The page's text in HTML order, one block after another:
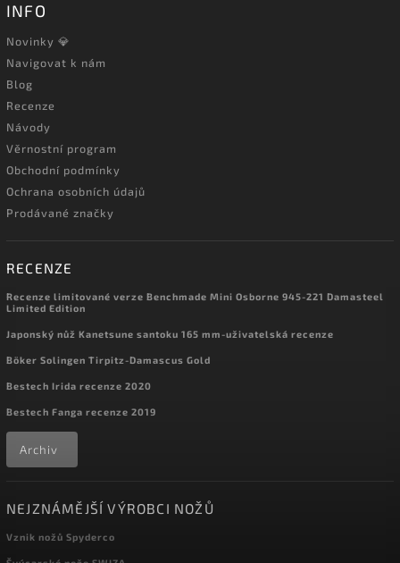
INFO
Novinky 💎
Navigovat k nám
Blog
Recenze
Návody
Věrnostní program
Obchodní podmínky
Ochrana osobních údajů
Prodávané značky
RECENZE
Recenze limitované verze Benchmade Mini Osborne 945-221 Damasteel
Limited Edition
Japonský nůž Kanetsune santoku 165 mm-uživatelská recenze
Böker Solingen Tirpitz-Damascus Gold
Bestech Irida recenze 2020
Bestech Fanga recenze 2019
Archiv
NEJZNÁMĚJŠÍ VÝROBCI NOŽŮ
Vznik nožů Spyderco